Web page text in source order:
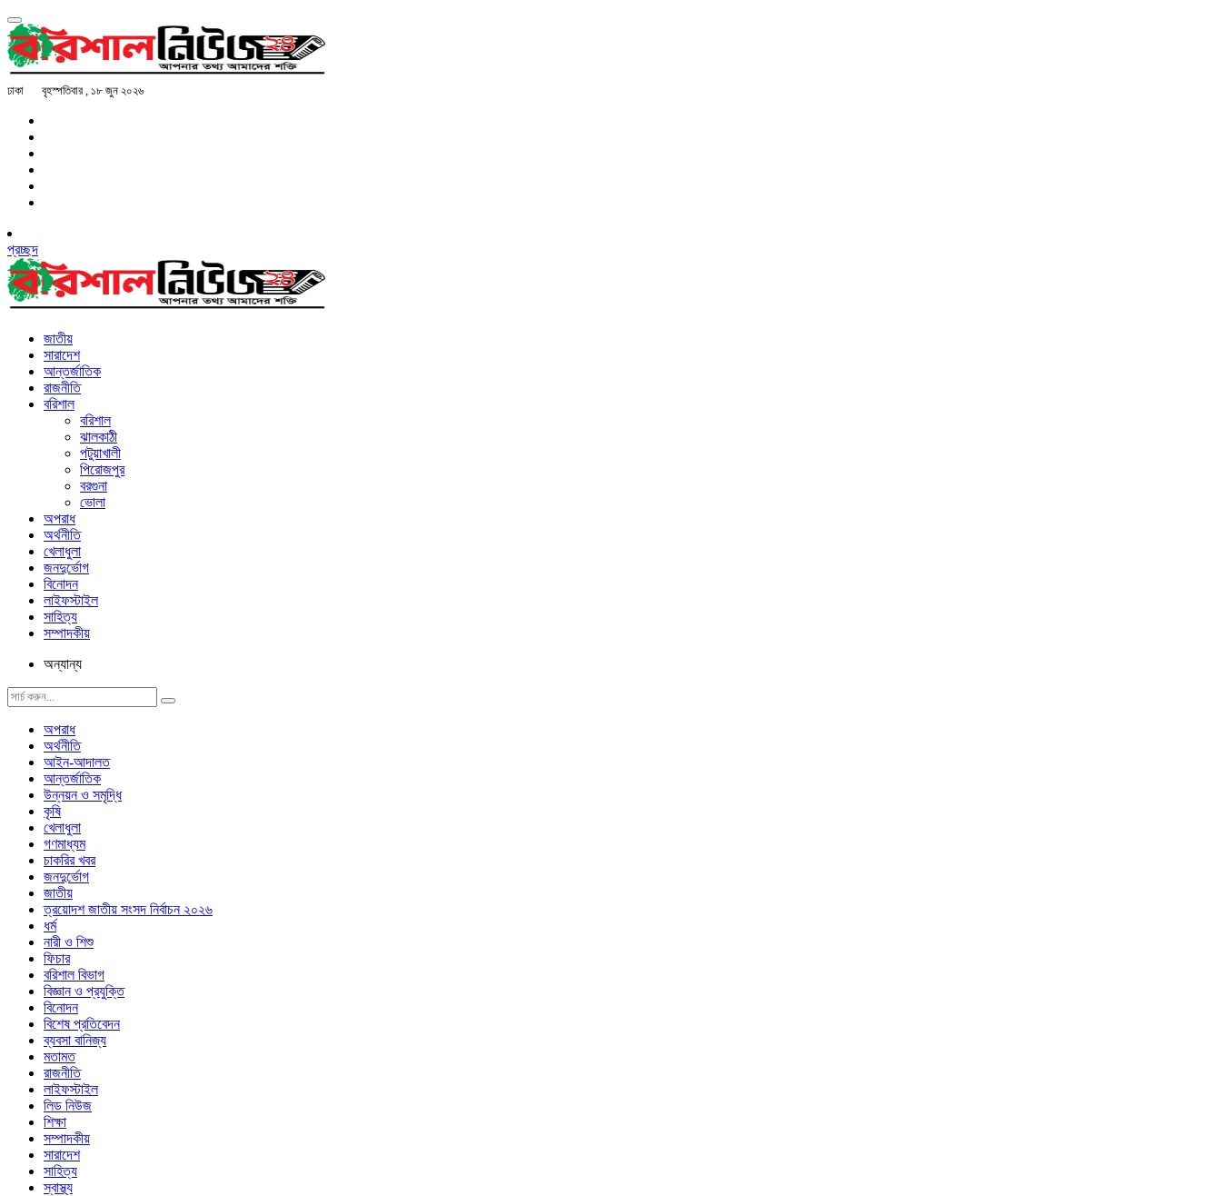
ঢাকা বৃহস্পতিবার , ১৮ জুন ২০২৬
প্রচ্ছদ
জাতীয়
সারাদেশ
আন্তর্জাতিক
রাজনীতি
বরিশাল
বরিশাল
ঝালকাঠী
পটুয়াখালী
পিরোজপুর
বরগুনা
ভোলা
অপরাধ
অর্থনীতি
খেলাধুলা
জনদুর্ভোগ
বিনোদন
লাইফস্টাইল
সাহিত্য
সম্পাদকীয়
অন্যান্য
অপরাধ
অর্থনীতি
আইন-আদালত
আন্তর্জাতিক
উন্নয়ন ও সমৃদ্ধি
কৃষি
খেলাধুলা
গণমাধ্যম
চাকরির খবর
জনদুর্ভোগ
জাতীয়
ত্রয়োদশ জাতীয় সংসদ নির্বাচন ২০২৬
ধর্ম
নারী ও শিশু
ফিচার
বরিশাল বিভাগ
বিজ্ঞান ও প্রযুক্তি
বিনোদন
বিশেষ প্রতিবেদন
ব্যবসা বানিজ্য
মতামত
রাজনীতি
লাইফস্টাইল
লিড নিউজ
শিক্ষা
সম্পাদকীয়
সারাদেশ
সাহিত্য
স্বাস্থ্য